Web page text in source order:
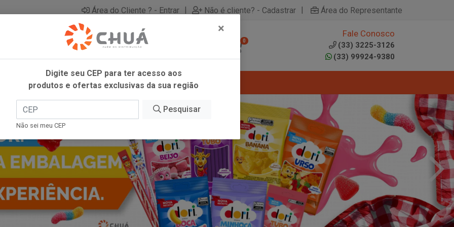
Área do Cliente ? - Entrar | Não é cliente? - Cadastrar | Área do Representante
0
Fale Conosco
(33) 3225-3126
(33) 99924-9380
×
Digite seu CEP para ter acesso aos
produtos e ofertas exclusivas da sua região
Pesquisar
Não sei meu CEP